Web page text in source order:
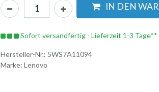
IN DEN
Sofort versandfertig - Lieferzeit 1-3 Tage**
Hersteller-Nr.: 5WS7A11094
Marke: Lenovo